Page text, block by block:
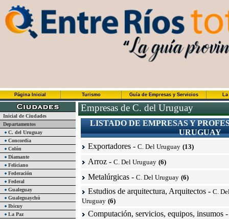
Página Inicial Turismo Guía de Empresas y Servicios
Inicial de Ciudades
Departamentos
C. del Uruguay
Concordia
Colón
Diamante
Feliciano
Federación
Federal
Gualeguay
Gualeguaychú
Ibicuy
La Paz
Empresas de C. del Uruguay
LISTADO DE EMPRESAS Y
URUGUAY
Exportadores - C. Del Uruguay (13)
Arroz - C. Del Uruguay (6)
Metalúrgicas - C. Del Uruguay (6)
Estudios de arquitectura, Arquitectos - C.
Uruguay (6)
Computación, servicios, equipos, insumos